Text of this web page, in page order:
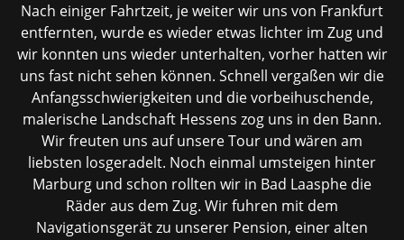
Nach einiger Fahrtzeit, je weiter wir uns von Frankfurt
entfernten, wurde es wieder etwas lichter im Zug und
wir konnten uns wieder unterhalten, vorher hatten wir
uns fast nicht sehen können. Schnell vergaßen wir die
Anfangsschwierigkeiten und die vorbeihuschende,
malerische Landschaft Hessens zog uns in den Bann.
Wir freuten uns auf unsere Tour und wären am
liebsten losgeradelt. Noch einmal umsteigen hinter
Marburg und schon rollten wir in Bad Laasphe die
Räder aus dem Zug. Wir fuhren mit dem
Navigationsgerät zu unserer Pension, einer alten